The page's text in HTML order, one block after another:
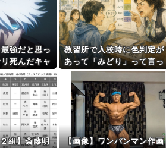
最強だと思っ
死んだキャ
うした？
教習所で入校時に色判定が
あって「みどり」って言っ
たらババアに 「常識的に考
えて青でしょ」ってキレら
れたわ
組】斎藤明
【画像】ワンパンマン作画